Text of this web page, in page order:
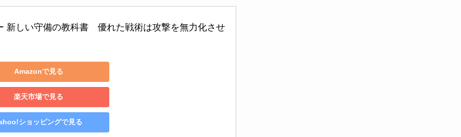
新しい守備の教科書　優れた戦術は攻撃を無力化させ
Amazonで見る
楽天市場で見る
ショッピングで見る